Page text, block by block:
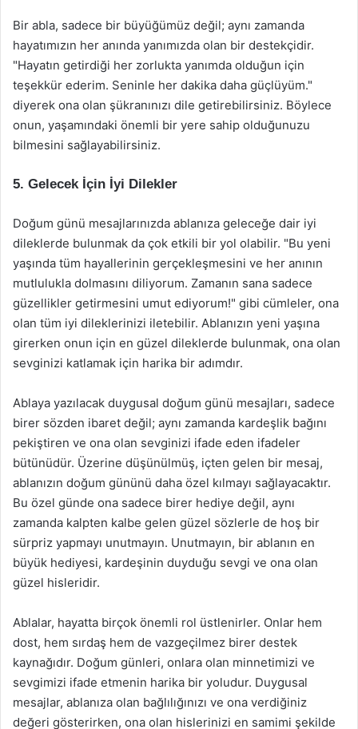
Bir abla, sadece bir büyüğümüz değil; aynı zamanda
hayatımızın her anında yanımızda olan bir destekçidir.
"Hayatın getirdiği her zorlukta yanımda olduğun için
teşekkür ederim. Seninle her dakika daha güçlüyüm."
diyerek ona olan şükranınızı dile getirebilirsiniz. Böylece
onun, yaşamındaki önemli bir yere sahip olduğunuzu
bilmesini sağlayabilirsiniz.
5. Gelecek İçin İyi Dilekler
Doğum günü mesajlarınızda ablanıza geleceğe dair iyi
dileklerde bulunmak da çok etkili bir yol olabilir. "Bu yeni
yaşında tüm hayallerinin gerçekleşmesini ve her anının
mutlulukla dolmasını diliyorum. Zamanın sana sadece
güzellikler getirmesini umut ediyorum!" gibi cümleler, ona
olan tüm iyi dileklerinizi iletebilir. Ablanızın yeni yaşına
girerken onun için en güzel dileklerde bulunmak, ona olan
sevginizi katlamak için harika bir adımdır.
Ablaya yazılacak duygusal doğum günü mesajları, sadece
birer sözden ibaret değil; aynı zamanda kardeşlik bağını
pekiştiren ve ona olan sevginizi ifade eden ifadeler
bütünüdür. Üzerine düşünülmüş, içten gelen bir mesaj,
ablanızın doğum gününü daha özel kılmayı sağlayacaktır.
Bu özel günde ona sadece birer hediye değil, aynı
zamanda kalpten kalbe gelen güzel sözlerle de hoş bir
sürpriz yapmayı unutmayın. Unutmayın, bir ablanın en
büyük hediyesi, kardeşinin duyduğu sevgi ve ona olan
güzel hisleridir.
Ablalar, hayatta birçok önemli rol üstlenirler. Onlar hem
dost, hem sırdaş hem de vazgeçilmez birer destek
kaynağıdır. Doğum günleri, onlara olan minnetimizi ve
sevgimizi ifade etmenin harika bir yoludur. Duygusal
mesajlar, ablanıza olan bağlılığınızı ve ona verdiğiniz
değeri gösterirken, ona olan hislerinizi en samimi şekilde